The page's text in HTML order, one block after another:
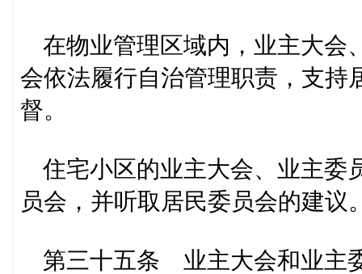
在物业管理区域内，业主大会
会依法履行自治管理职责，支持
督。
住宅小区的业主大会、业主委
员会，并听取居民委员会的建议
第三十五条 业主大会和业主